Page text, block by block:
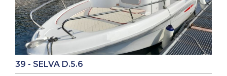
39 - SELVA D.5.6